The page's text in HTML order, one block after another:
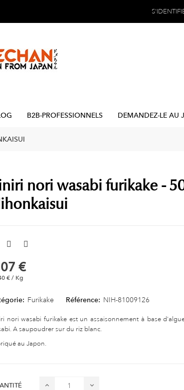
B2B-PROFESSIONNELS DEMANDEZ-LE AU
nori wasabi furikake -
€
€ / Kg
Furikake Référence: NIH-81009126
nori wasabi furikake est un assaisonnement à base
A saupoudrer sur du riz blanc.
au Japon.